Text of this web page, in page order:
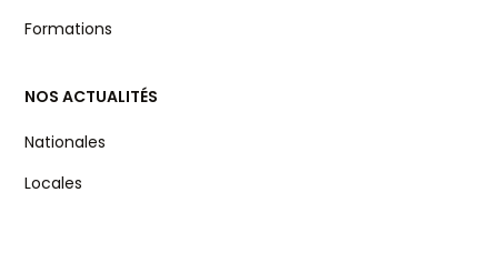
Formations
NOS ACTUALITÉS
Nationales
Locales